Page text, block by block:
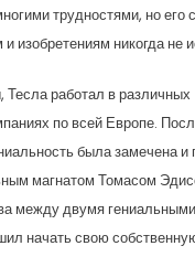
трудностями, но его
изобретениям никогда не
Тесла работал в различных
по всей Европе.
была замечена
магнатом Томасом
между двумя
начать свою